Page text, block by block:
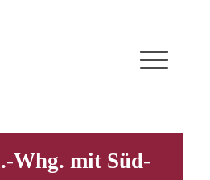
Whg. mit Süd-